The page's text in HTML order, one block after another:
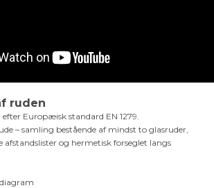
ruden
Europæisk standard EN 1279.
– samling bestående af mindst to glasruder,
afstandslister og hermetisk forseglet langs